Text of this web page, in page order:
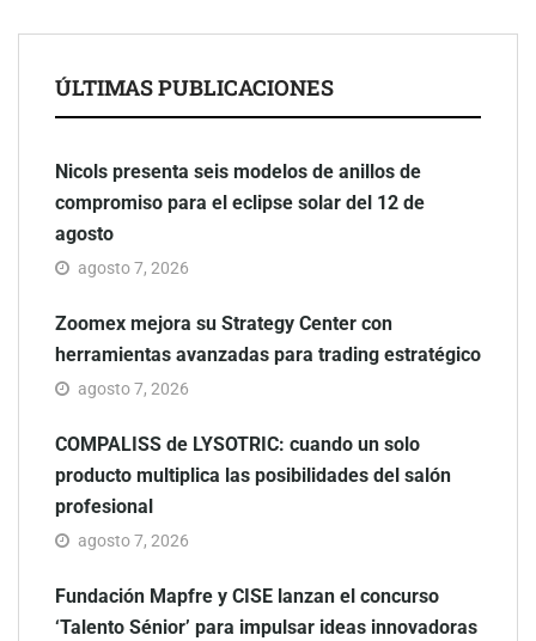
ÚLTIMAS PUBLICACIONES
Nicols presenta seis modelos de anillos de
compromiso para el eclipse solar del 12 de
agosto
agosto 7, 2026
Zoomex mejora su Strategy Center con
herramientas avanzadas para trading estratégico
agosto 7, 2026
COMPALISS de LYSOTRIC: cuando un solo
producto multiplica las posibilidades del salón
profesional
agosto 7, 2026
Fundación Mapfre y CISE lanzan el concurso
‘Talento Sénior’ para impulsar ideas innovadoras